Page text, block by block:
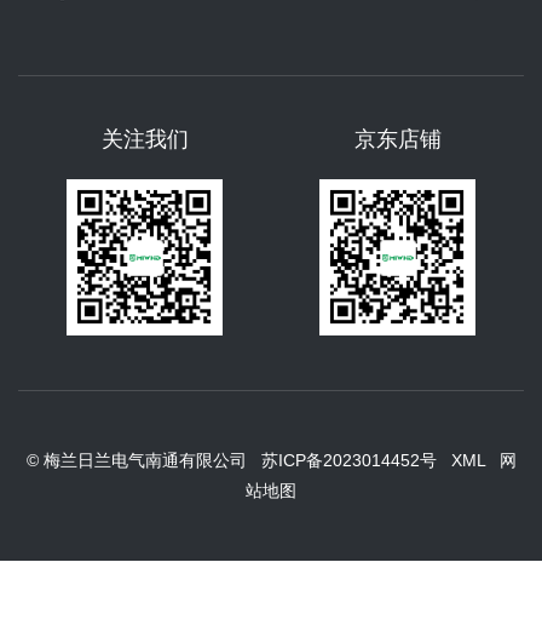
京东店铺
关注我们
© 梅兰日兰电气南通有限公司 苏ICP备2023014452号 XML
网
站地图